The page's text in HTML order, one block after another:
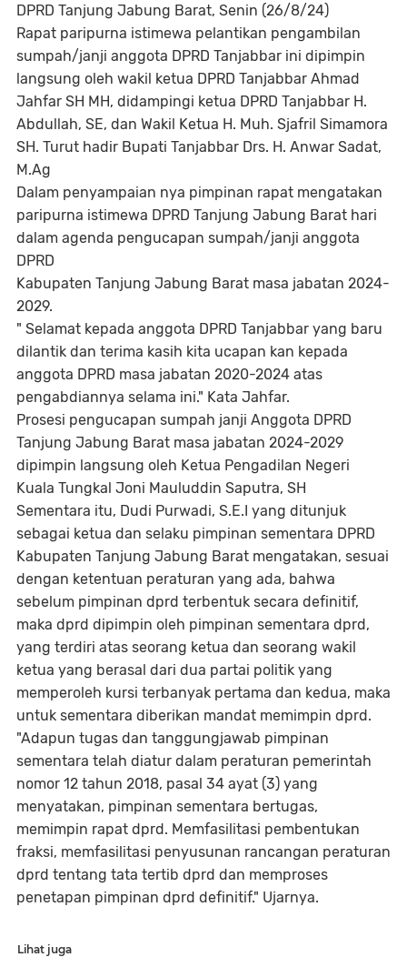
DPRD Tanjung Jabung Barat, Senin (26/8/24)
Rapat paripurna istimewa pelantikan pengambilan
sumpah/janji anggota DPRD Tanjabbar ini dipimpin
langsung oleh wakil ketua DPRD Tanjabbar Ahmad
Jahfar SH MH, didampingi ketua DPRD Tanjabbar H.
Abdullah, SE, dan Wakil Ketua H. Muh. Sjafril Simamora
SH. Turut hadir Bupati Tanjabbar Drs. H. Anwar Sadat,
M.Ag
Dalam penyampaian nya pimpinan rapat mengatakan
paripurna istimewa DPRD Tanjung Jabung Barat hari
dalam agenda pengucapan sumpah/janji anggota
DPRD
Kabupaten Tanjung Jabung Barat masa jabatan 2024-
2029.
" Selamat kepada anggota DPRD Tanjabbar yang baru
dilantik dan terima kasih kita ucapan kan kepada
anggota DPRD masa jabatan 2020-2024 atas
pengabdiannya selama ini." Kata Jahfar.
Prosesi pengucapan sumpah janji Anggota DPRD
Tanjung Jabung Barat masa jabatan 2024-2029
dipimpin langsung oleh Ketua Pengadilan Negeri
Kuala Tungkal Joni Mauluddin Saputra, SH
Sementara itu, Dudi Purwadi, S.E.I yang ditunjuk
sebagai ketua dan selaku pimpinan sementara DPRD
Kabupaten Tanjung Jabung Barat mengatakan, sesuai
dengan ketentuan peraturan yang ada, bahwa
sebelum pimpinan dprd terbentuk secara definitif,
maka dprd dipimpin oleh pimpinan sementara dprd,
yang terdiri atas seorang ketua dan seorang wakil
ketua yang berasal dari dua partai politik yang
memperoleh kursi terbanyak pertama dan kedua, maka
untuk sementara diberikan mandat memimpin dprd.
"Adapun tugas dan tanggungjawab pimpinan
sementara telah diatur dalam peraturan pemerintah
nomor 12 tahun 2018, pasal 34 ayat (3) yang
menyatakan, pimpinan sementara bertugas,
memimpin rapat dprd. Memfasilitasi pembentukan
fraksi, memfasilitasi penyusunan rancangan peraturan
dprd tentang tata tertib dprd dan memproses
penetapan pimpinan dprd definitif." Ujarnya.
Lihat juga